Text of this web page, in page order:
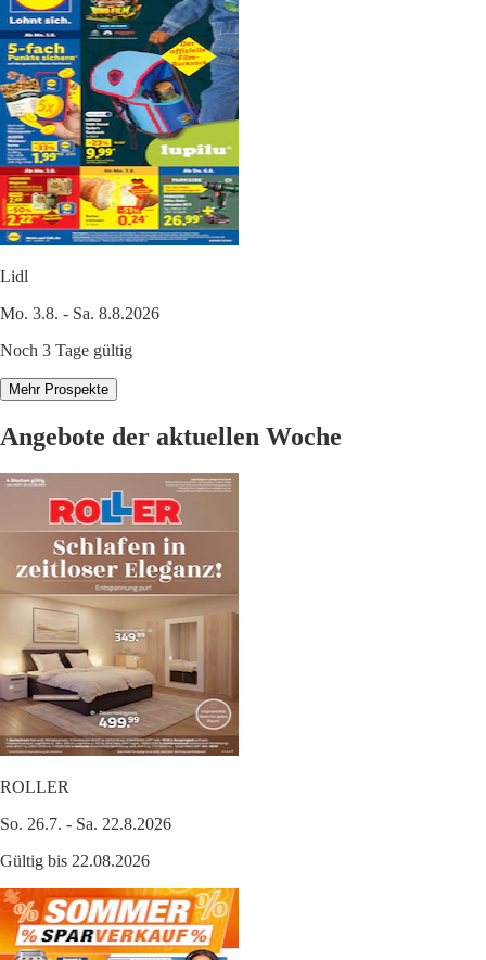
Lidl
Mo. 3.8. - Sa. 8.8.2026
Noch 3 Tage gültig
Mehr Prospekte
Angebote der aktuellen Woche
ROLLER
So. 26.7. - Sa. 22.8.2026
Gültig bis 22.08.2026